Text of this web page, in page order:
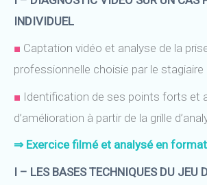
INDIVIDUEL
■ Captation vidéo et analyse de la
professionnelle choisie par le stagiaire
■ Identification de ses points forts et
d’amélioration à partir de la grille
⇒ Exercice filmé et analysé en
I – LES BASES TECHNIQUES DU JEU